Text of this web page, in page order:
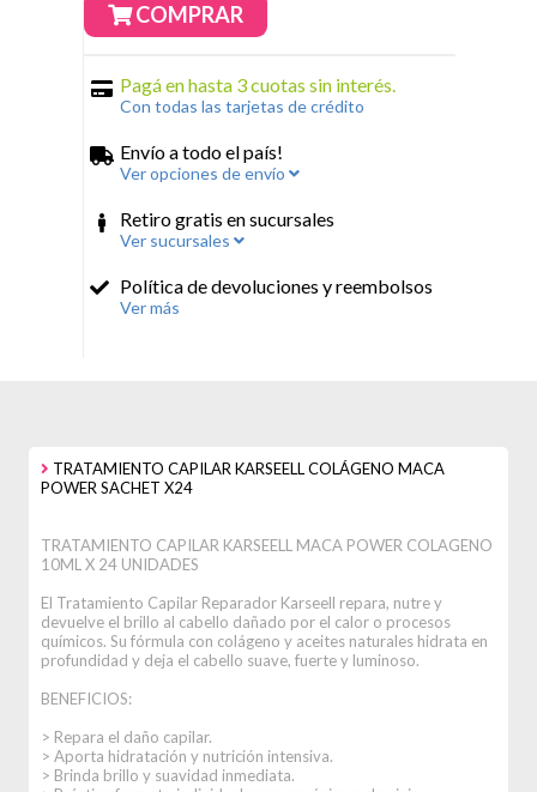
COMPRAR
Pagá en hasta 3 cuotas sin interés.
Con todas las tarjetas de crédito
Envío a todo el país!
Ver opciones de envío
Retiro gratis en sucursales
Ver sucursales
Política de devoluciones y reembolsos
Ver más
TRATAMIENTO CAPILAR KARSEELL COLÁGENO MACA
POWER SACHET X24
TRATAMIENTO CAPILAR KARSEELL MACA POWER COLAGENO
10ML X 24 UNIDADES
El Tratamiento Capilar Reparador Karseell repara, nutre y
devuelve el brillo al cabello dañado por el calor o procesos
químicos. Su fórmula con colágeno y aceites naturales hidrata en
profundidad y deja el cabello suave, fuerte y luminoso.
BENEFICIOS:
> Repara el daño capilar.
> Aporta hidratación y nutrición intensiva.
> Brinda brillo y suavidad inmediata.